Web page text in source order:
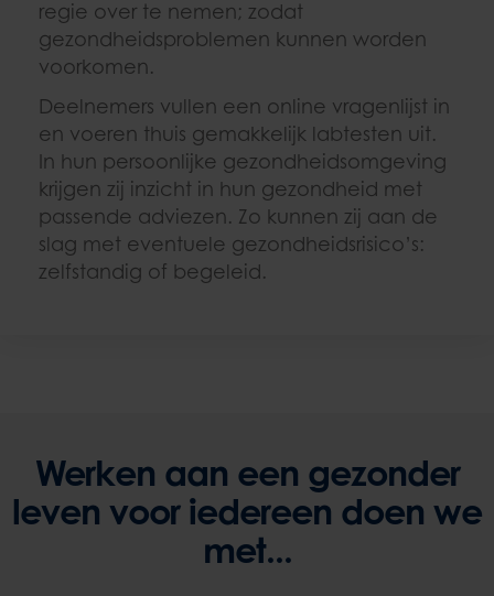
regie over te nemen; zodat
gezondheidsproblemen kunnen worden
voorkomen.
Deelnemers vullen een online vragenlijst in
en voeren thuis gemakkelijk labtesten uit.
In hun persoonlijke gezondheidsomgeving
krijgen zij inzicht in hun gezondheid met
passende adviezen. Zo kunnen zij aan de
slag met eventuele gezondheidsrisico’s:
zelfstandig of begeleid.
Werken aan een gezonder
leven voor iedereen doen we
met...